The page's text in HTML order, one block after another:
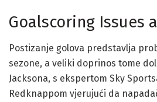
Goalscoring Issues
Postizanje golova predstavlja
sezone, a veliki doprinos tome
Jacksona, s ekspertom Sky
Redknappom vjerujući da